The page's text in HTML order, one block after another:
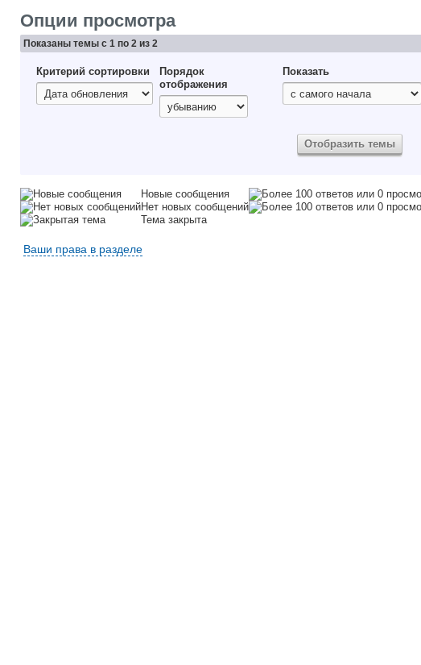
Опции просмотра
Показаны темы с 1 по 2 из 2
Критерий сортировки
Порядок
отображения
Показать
Новые сообщения
Нет новых сообщений
Тема закрыта
Ваши права в разделе